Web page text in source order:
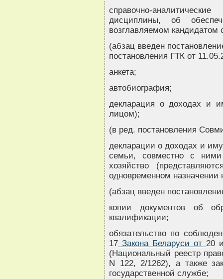
справочно-
дисциплины, об
возглавляемом кандидатом
(абзац введен
постановления ГТК от
анкета;
автобиография;
декларация о доходах и
лицом);
(в ред. постановления
декларации о доходах и
семьи, совместно с
хозяйство
одновременном
(абзац введен
копии документов об
квалификации;
обязательство по
17 Закона Беларуси от 20
(Национальный реестр
N 122, 2/1262), а также
государственной службе;